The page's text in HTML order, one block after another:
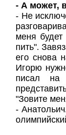
- А может,
- Не
меня
пить".
его снова
Игорю
писал на
"Зовите
-